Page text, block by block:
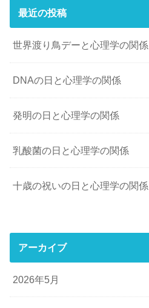
最近の投稿
世界渡り鳥デーと心理学の関係
DNAの日と心理学の関係
発明の日と心理学の関係
乳酸菌の日と心理学の関係
十歳の祝いの日と心理学の関係
アーカイブ
2026年5月